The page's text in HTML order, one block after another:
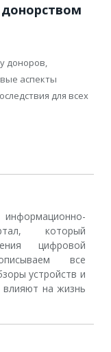
доноров,
аспекты
для всех
который
цифровой
все
устройств и
влияют на жизнь